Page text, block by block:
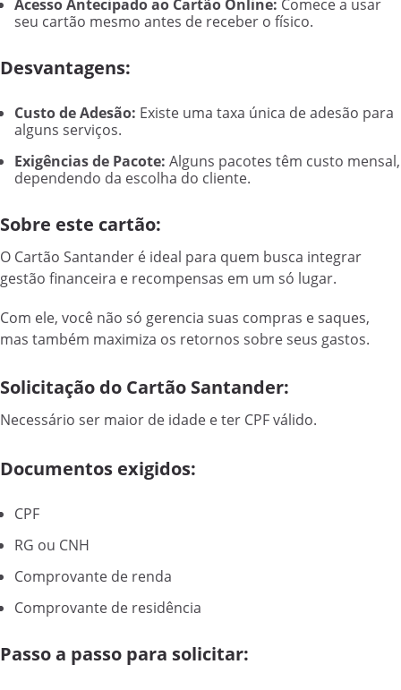
Acesso Antecipado ao Cartão Online: Comece a usar
seu cartão mesmo antes de receber o físico.
Desvantagens:
Custo de Adesão: Existe uma taxa única de adesão para
alguns serviços.
Exigências de Pacote: Alguns pacotes têm custo mensal,
dependendo da escolha do cliente.
Sobre este cartão:
O Cartão Santander é ideal para quem busca integrar
gestão financeira e recompensas em um só lugar.
Com ele, você não só gerencia suas compras e saques,
mas também maximiza os retornos sobre seus gastos.
Solicitação do Cartão Santander:
Necessário ser maior de idade e ter CPF válido.
Documentos exigidos:
CPF
RG ou CNH
Comprovante de renda
Comprovante de residência
Passo a passo para solicitar: